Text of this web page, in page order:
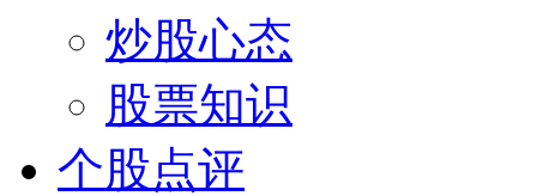
炒股心态
股票知识
个股点评